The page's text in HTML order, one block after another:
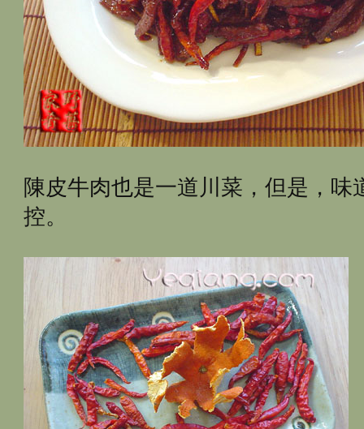
陳皮牛肉也是一道川菜，但是，味
控。